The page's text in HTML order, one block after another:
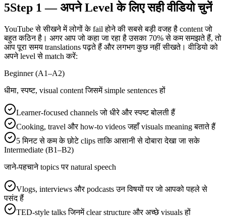
5Step 1 — अपने Level के लिए सही वीडियो चुनें
YouTube से सीखने में लोगों के fail होने की सबसे बड़ी वजह है content जो
बहुत कठिन है। अगर आप जो कहा जा रहा है उसका 70% से कम समझते हैं, तो
आप पूरा समय translations पढ़ते हैं और लगभग कुछ नहीं सीखते। वीडियो को
अपने level से match करें:
Beginner (A1–A2)
धीमा, स्पष्ट, visual content जिसमें simple sentences हों
Learner-focused channels जो धीरे और स्पष्ट बोलती हैं
Cooking, travel और how-to videos जहाँ visuals meaning बताते हैं
5 मिनट से कम के छोटे clips ताकि आसानी से दोबारा देखा जा सके
Intermediate (B1–B2)
जाने-पहचाने topics पर natural speech
Vlogs, interviews और podcasts उन विषयों पर जो आपको पहले से
पसंद हैं
TED-style talks जिनमें clear structure और अच्छे visuals हों